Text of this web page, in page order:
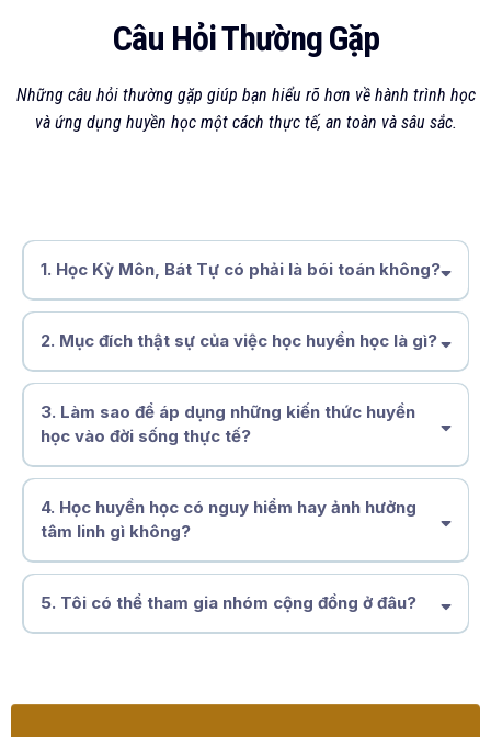
Câu Hỏi Thường Gặp
Những câu hỏi thường gặp giúp bạn hiểu rõ hơn về hành trình học
và ứng dụng huyền học một cách thực tế, an toàn và sâu sắc.
1. Học Kỳ Môn, Bát Tự có phải là bói toán không?
hiểu mình, hiểu
thời vận và ra quyết định đúng lúc, đúng cách.
2. Mục đích thật sự của việc học huyền học là gì?
nhìn rõ mối liên kết giữa thiên thời – địa lợi –
sống
tỉnh thức, chủ động và thuận với quy luật tự nhiên
3. Làm sao để áp dụng những kiến thức huyền
học vào đời sống thực tế?
mỗi ngày.
4. Học huyền học có nguy hiểm hay ảnh hưởng
tâm linh gì không?
một hệ thống tri thức về quy luật tự nhiên và con người.
an toàn, lành mạnh và giúp bạn phát
5. Tôi có thể tham gia nhóm cộng đồng ở đâu?